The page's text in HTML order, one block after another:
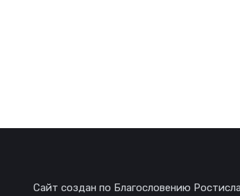
Сайт создан по Благословению